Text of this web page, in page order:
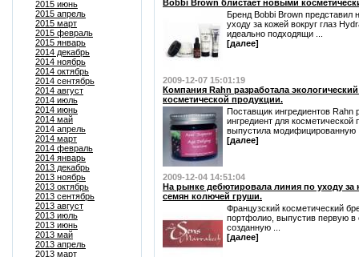
2015 июнь
2015 апрель
2015 март
2015 февраль
2015 январь
2014 декабрь
2014 ноябрь
2014 октябрь
2014 сентябрь
2014 август
2014 июль
2014 июнь
2014 май
2014 апрель
2014 март
2014 февраль
2014 январь
2013 декабрь
2013 ноябрь
2013 октябрь
2013 сентябрь
2013 август
2013 июль
2013 июнь
2013 май
2013 апрель
2013 март
Bobbi Brown блистает новыми
Бренд Bobbi Brown представил
уходу за кожей вокруг глаз
идеально подходящи ...
[далее]
2009-12-07 15:01:19
Компания Rahn разработала
косметической продукции.
Поставщик ингредиентов Rahn
ингредиент для
выпустила модифицированную
[далее]
2009-12-04 14:51:04
На рынке дебютировала линия по уходу за
семян колючей груши.
Французский косметический
портфолио, выпустив первую в
созданную ...
[далее]